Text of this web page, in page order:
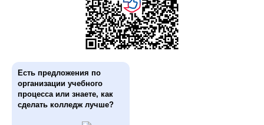
Есть предложения по
организации учебного
процесса или знаете, как
сделать колледж лучше?